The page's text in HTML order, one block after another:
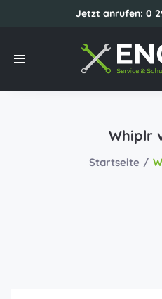
Jetzt anrufen: 0
Toggle
Whiplr
Startseite